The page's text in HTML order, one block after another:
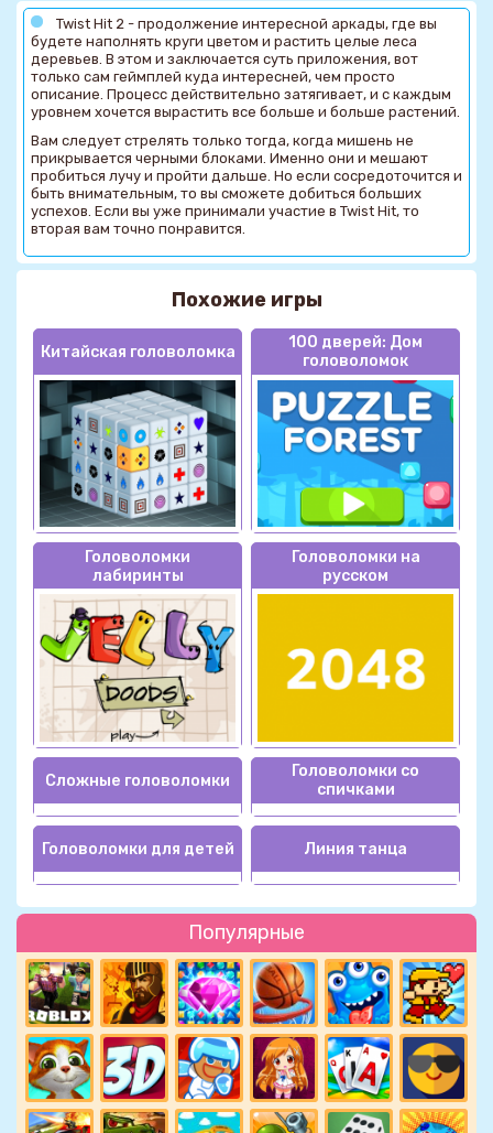
Популярные
Twist Hit 2 - продолжение интересной аркады, где вы
будете наполнять круги цветом и растить целые леса
деревьев. В этом и заключается суть приложения, вот
только сам геймплей куда интересней, чем просто
описание. Процесс действительно затягивает, и с каждым
уровнем хочется вырастить все больше и больше растений.
Вам следует стрелять только тогда, когда мишень не
прикрывается черными блоками. Именно они и мешают
пробиться лучу и пройти дальше. Но если сосредоточится и
быть внимательным, то вы сможете добиться больших
успехов. Если вы уже принимали участие в Twist Hit, то
вторая вам точно понравится.
Похожие игры
Китайская головоломка
100 дверей: Дом
головоломок
Головоломки
лабиринты
Головоломки на
русском
Сложные головоломки
Головоломки со
спичками
Головоломки для детей Линия танца